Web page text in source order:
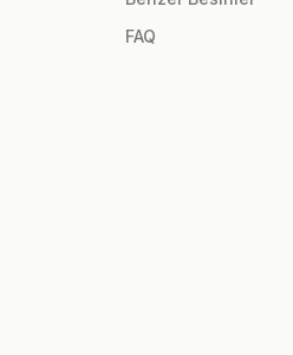
FAQ